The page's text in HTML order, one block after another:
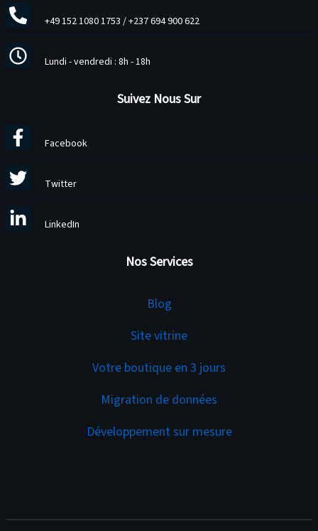
+49 152 1080 1753 /+237 694 900 622
Lundi - vendredi : 8h - 18h
Suivez Nous Sur
Facebook
Twitter
LinkedIn
Nos Services
Blog
Site vitrine
Votre boutique en 3 jours
Migration de données
Développement sur mesure